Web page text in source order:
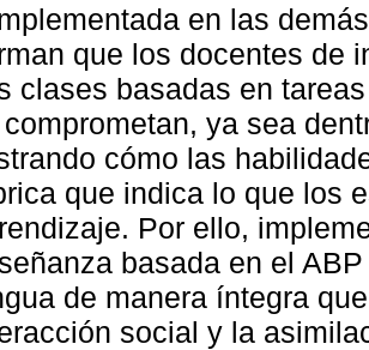
en las
que los docentes de
clases basadas en
ya sea
cómo las
que indica lo que los
Por ello,
basada en el
de manera íntegra
social y la